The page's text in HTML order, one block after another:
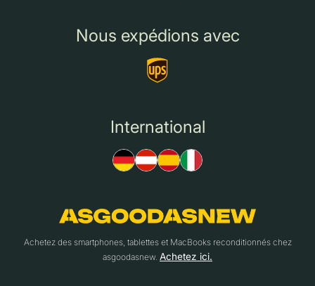
Nous expédions avec
International
Achetez des smartphones, tablettes et MacBooks reconditionnés chez
asgoodasnew. Achetez ici.